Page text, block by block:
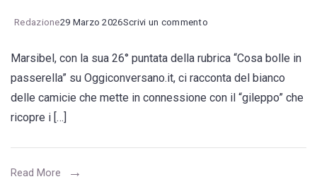
Redazione29 Marzo 2026Scrivi un commento
auspica
un
pace
Marsibel, con la sua 26° puntata della rubrica “Cosa bolle in
passerella” su Oggiconversano.it, ci racconta del bianco
delle camicie che mette in connessione con il “gileppo” che
ricopre i […]
Read More